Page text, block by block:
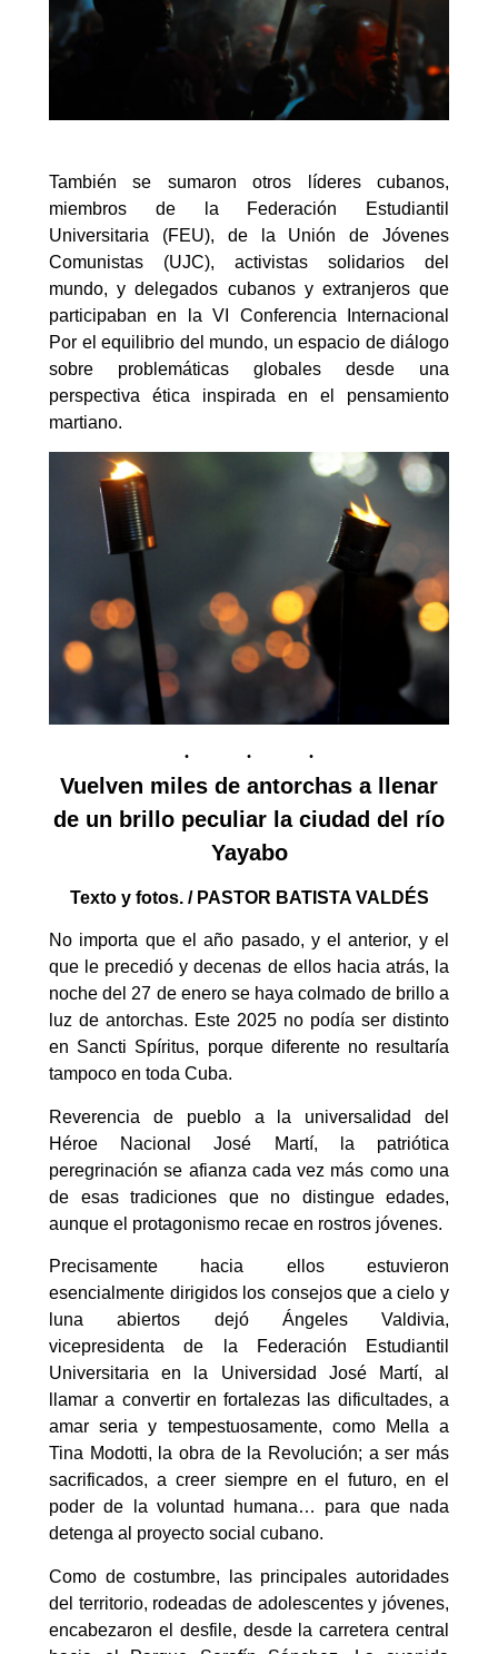
También se sumaron otros líderes cubanos,
miembros de la Federación Estudiantil
Universitaria (FEU), de la Unión de Jóvenes
Comunistas (UJC), activistas solidarios del
mundo, y delegados cubanos y extranjeros que
participaban en la VI Conferencia Internacional
Por el equilibrio del mundo, un espacio de diálogo
sobre problemáticas globales desde una
perspectiva ética inspirada en el pensamiento
martiano.
Vuelven miles de antorchas a llenar
de un brillo peculiar la ciudad del río
Yayabo
Texto y fotos. / PASTOR BATISTA VALDÉS
No importa que el año pasado, y el anterior, y el
que le precedió y decenas de ellos hacia atrás, la
noche del 27 de enero se haya colmado de brillo a
luz de antorchas. Este 2025 no podía ser distinto
en Sancti Spíritus, porque diferente no resultaría
tampoco en toda Cuba.
Reverencia de pueblo a la universalidad del
Héroe Nacional José Martí, la patriótica
peregrinación se afianza cada vez más como una
de esas tradiciones que no distingue edades,
aunque el protagonismo recae en rostros jóvenes.
Precisamente hacia ellos estuvieron
esencialmente dirigidos los consejos que a cielo y
luna abiertos dejó Ángeles Valdivia,
vicepresidenta de la Federación Estudiantil
Universitaria en la Universidad José Martí, al
llamar a convertir en fortalezas las dificultades, a
amar seria y tempestuosamente, como Mella a
Tina Modotti, la obra de la Revolución; a ser más
sacrificados, a creer siempre en el futuro, en el
poder de la voluntad humana… para que nada
detenga al proyecto social cubano.
Como de costumbre, las principales autoridades
del territorio, rodeadas de adolescentes y jóvenes,
encabezaron el desfile, desde la carretera central